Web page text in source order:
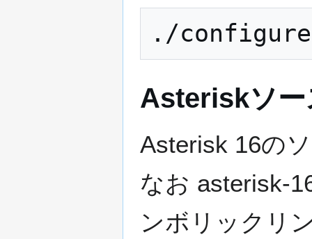
Asteriskソー
Asterisk 16の
なお asterisk-
ンボリックリ